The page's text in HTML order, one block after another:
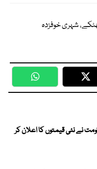
شہری خوفزدہ
WhatsApp
نے نئی قیمتوں کا اعلان کر